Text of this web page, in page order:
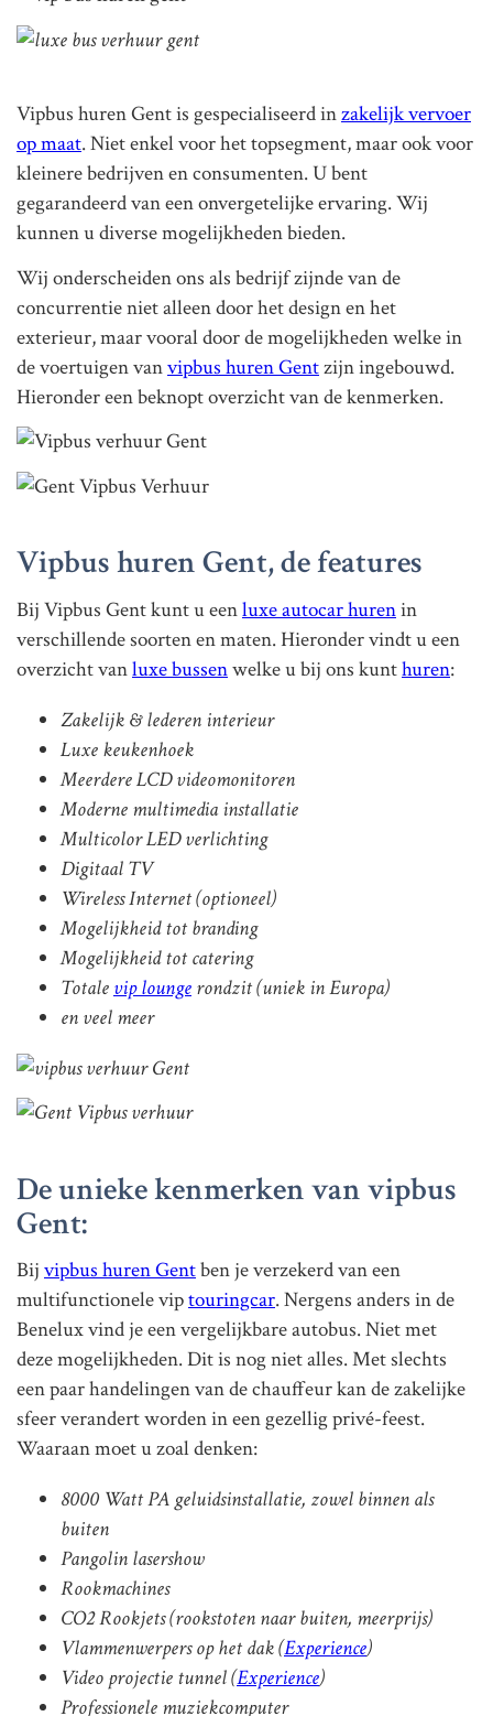
Vipbus huren Gent is gespecialiseerd inzakelijk vervoer
op maat. Niet enkel voor het topsegment, maar ook voor
kleinere bedrijven en consumenten. U bent
gegarandeerd van een onvergetelijke ervaring. Wij
kunnen u diverse mogelijkheden bieden.
Wij onderscheiden ons als bedrijf zijnde van de
concurrentie niet alleen door het design en het
exterieur, maar vooral door de mogelijkheden welke in
de voertuigen vanvipbus huren Gentzijn ingebouwd.
Hieronder een beknopt overzicht van de kenmerken.
Vipbus huren Gent, de features
Bij Vipbus Gent kunt u eenluxe autocar hurenin
verschillende soorten en maten. Hieronder vindt u een
overzicht vanluxe bussenwelke u bij ons kunthuren:
Zakelijk & lederen interieur
Luxe keukenhoek
Meerdere LCD videomonitoren
Moderne multimedia installatie
Multicolor LED verlichting
Digitaal TV
Wireless Internet (optioneel)
Mogelijkheid tot branding
Mogelijkheid tot catering
Totale vip lounge rondzit (uniek in Europa)
en veel meer
De unieke kenmerken van vipbus
Gent:
Bij vipbus huren Gentben je verzekerd van een
multifunctionele viptouringcar. Nergens anders in de
Benelux vind je een vergelijkbare autobus. Niet met
deze mogelijkheden. Dit is nog niet alles. Met slechts
een paar handelingen van de chauffeur kan de zakelijke
sfeer verandert worden in een gezellig privé-feest.
Waaraan moet u zoal denken:
8000 Watt PA geluidsinstallatie, zowel binnen als
buiten
Pangolin lasershow
Rookmachines
CO2 Rookjets (rookstoten naar buiten, meerprijs)
Vlammenwerpers op het dak (Experience)
Video projectie tunnel (Experience)
Professionele muziekcomputer